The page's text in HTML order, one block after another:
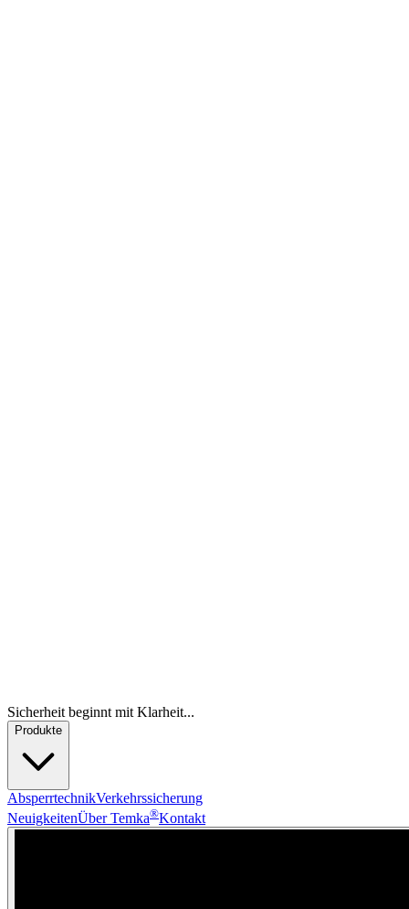
Sicherheit beginnt mit Klarheit...
Produkte
AbsperrtechnikVerkehrssicherung
NeuigkeitenÜber Temka®Kontakt